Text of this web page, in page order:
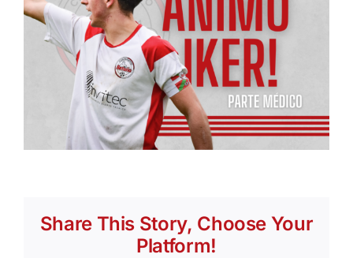
Share This Story, Choose Your
Platform!